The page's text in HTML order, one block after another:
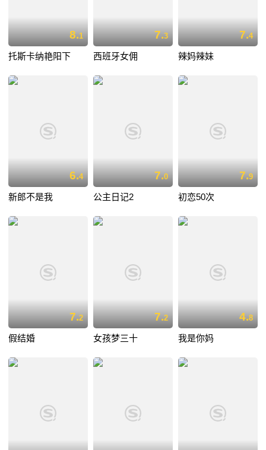
8.1
托斯卡纳艳阳下
7.3
西班牙女佣
7.4
辣妈辣妹
6.4
新郎不是我
7.0
公主日记2
7.9
初恋50次
7.2
假结婚
7.2
女孩梦三十
4.8
我是你妈